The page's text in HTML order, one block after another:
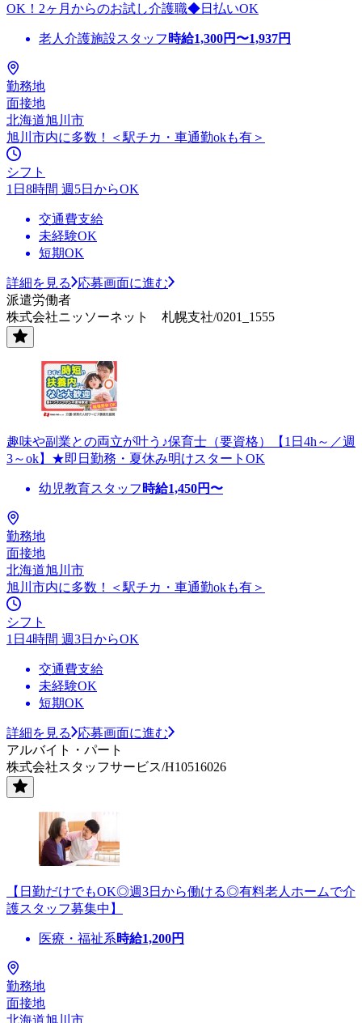
OK！2ヶ月からのお試し介護職◆日払いOK
老人介護施設スタッフ 時給1,300円〜1,937円
勤務地
面接地
北海道旭川市
旭川市内に多数！＜駅チカ・車通勤okも有＞
シフト
1日8時間 週5日からOK
交通費支給
未経験OK
短期OK
詳細を見る
応募画面に進む
派遣労働者
株式会社ニッソーネット 札幌支社/0201_1555
趣味や副業との両立が叶う♪保育士（要資格）【1日4h～／週
3～ok】★即日勤務・夏休み明けスタートOK
幼児教育スタッフ 時給1,450円〜
勤務地
面接地
北海道旭川市
旭川市内に多数！＜駅チカ・車通勤okも有＞
シフト
1日4時間 週3日からOK
交通費支給
未経験OK
短期OK
詳細を見る
応募画面に進む
アルバイト・パート
株式会社スタッフサービス/H10516026
【日勤だけでもOK◎週3日から働ける◎有料老人ホームで介
護スタッフ募集中】
医療・福祉系時給1,200円
勤務地
面接地
北海道旭川市